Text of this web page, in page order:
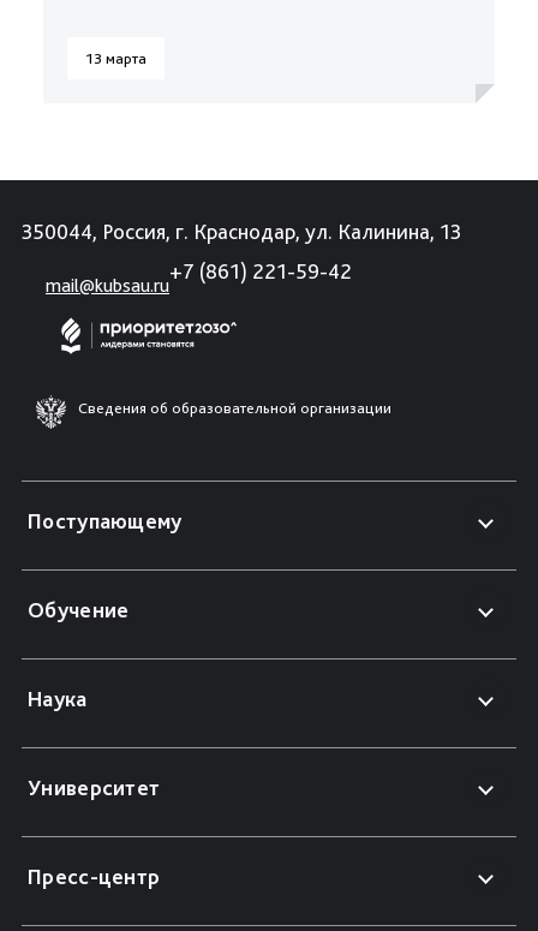
13 марта
350044, Россия, г. Краснодар, ул. Калинина, 13
mail@kubsau.ru
+7 (861) 221-59-42
Сведения об образовательной организации
Поступающему
Обучение
Наука
Университет
Пресс-центр